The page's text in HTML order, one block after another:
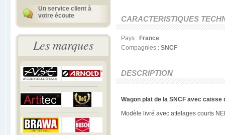
Un service client à
votre écoute
Les marques
CARACTERISTIQUES
Pays : France
Compagnies : SNCF
DESCRIPTION
Wagon plat de la SNCF avec caisse
Modèle livré avec attelages courts